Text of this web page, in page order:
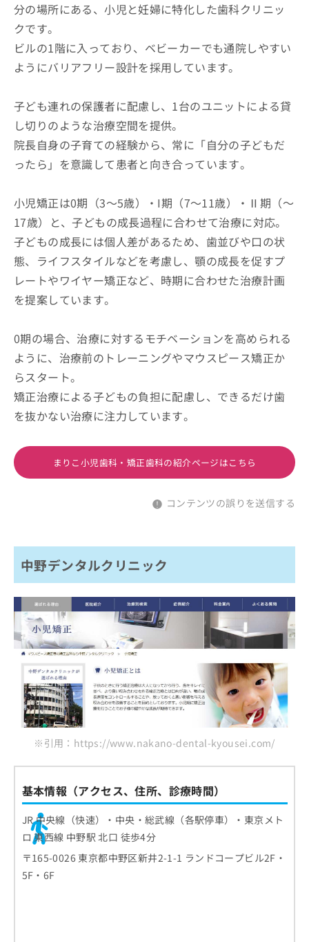
分の場所にある、小児と妊婦に特化した歯科クリニッ
クです。
ビルの1階に入っており、ベビーカーでも通院しやすい
ようにバリアフリー設計を採用しています。
子ども連れの保護者に配慮し、1台のユニットによる貸
し切りのような治療空間を提供。
院長自身の子育ての経験から、常に「自分の子どもだ
ったら」を意識して患者と向き合っています。
小児矯正は0期（3～5歳）・I期（7～11歳）・Ⅱ期（～
17歳）と、子どもの成長過程に合わせて治療に対応。
子どもの成長には個人差があるため、歯並びや口の状
態、ライフスタイルなどを考慮し、顎の成長を促すプ
レートやワイヤー矯正など、時期に合わせた治療計画
を提案しています。
0期の場合、治療に対するモチベーションを高められる
ように、治療前のトレーニングやマウスピース矯正か
らスタート。
矯正治療による子どもの負担に配慮し、できるだけ歯
を抜かない治療に注力しています。
まりこ小児歯科・矯正歯科の紹介ページはこちら
コンテンツの誤りを送信する
中野デンタルクリニック
※引用：https://www.nakano-dental-kyousei.com/
基本情報（アクセス、住所、診療時間）
JR 中央線（快速）・中央・総武線（各駅停車）・東京メト
ロ 東西線 中野駅 北口 徒歩4分
〒165-0026 東京都中野区新井2-1-1 ランドコープビル2F・
5F・6F